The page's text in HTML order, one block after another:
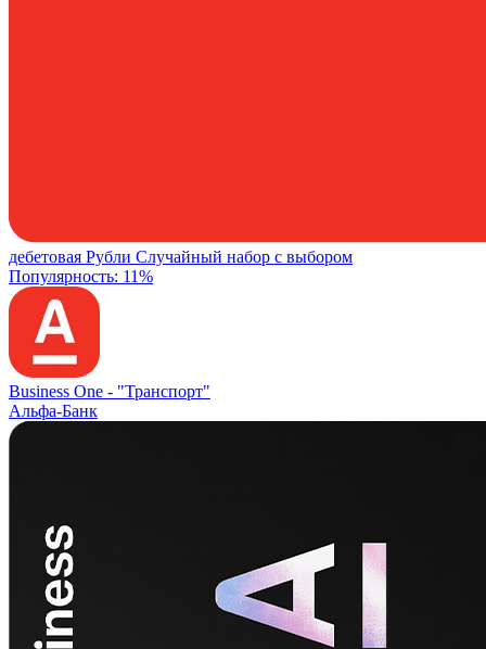
дебетовая Рубли Случайный набор с выбором
Популярность: 11%
Business One - "Транспорт"
Альфа-Банк